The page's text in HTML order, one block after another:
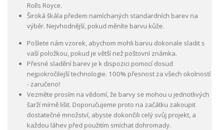
Rolls Royce.
Široká škála předem namíchaných standardních barev na
výběr. Nejvhodnější, pokud měníte barvu kůže.
Pošlete nám vzorek, abychom mohli barvu dokonale sladit s
vaší položkou, pokud je větší než poštovní známka.
Přesné sladění barev je k dispozici pomocí dosud
nejpokročilejší technologie. 100% přesnost za všech okolností
- zaručeno!
Vezměte prosím na vědomí, že barvy se mohou u jednotlivých
šarží mírně lišit. Doporučujeme proto na začátku zakoupit
dostatečné množství, abyste dokončili celý svůj projekt, a
každou láhev před použitím smíchat dohromady.